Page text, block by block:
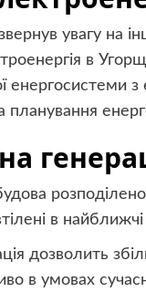
увагу на
в
планування
в
дозволить
в умовах